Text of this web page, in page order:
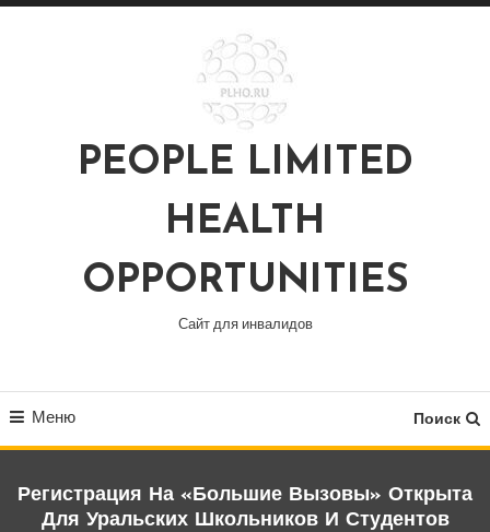
Перейти
PEOPLE LIMITED
HEALTH
OPPORTUNITIES
Сайт для инвалидов
Меню Поиск
Регистрация На «Большие Вызовы» Открыта
Для Уральских Школьников И Студентов